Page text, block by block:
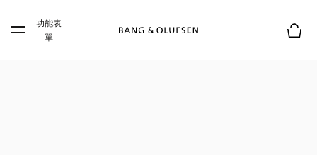
Skip to main footer
功能表
單